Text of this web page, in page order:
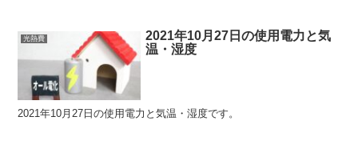
光熱費
2021年10月27日の使用電力と気
温・湿度
2021年10月27日の使用電力と気温・湿度です。